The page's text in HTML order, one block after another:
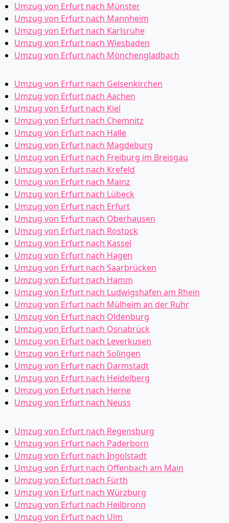
Umzug von Erfurt nach Münster
Umzug von Erfurt nach Mannheim
Umzug von Erfurt nach Karlsruhe
Umzug von Erfurt nach Wiesbaden
Umzug von Erfurt nach Mönchen­gladbach
Umzug von Erfurt nach Gelsenkirchen
Umzug von Erfurt nach Aachen
Umzug von Erfurt nach Kiel
Umzug von Erfurt nach Chemnitz
Umzug von Erfurt nach Halle
Umzug von Erfurt nach Magdeburg
Umzug von Erfurt nach Freiburg im Breisgau
Umzug von Erfurt nach Krefeld
Umzug von Erfurt nach Mainz
Umzug von Erfurt nach Lübeck
Umzug von Erfurt nach Erfurt
Umzug von Erfurt nach Oberhausen
Umzug von Erfurt nach Rostock
Umzug von Erfurt nach Kassel
Umzug von Erfurt nach Hagen
Umzug von Erfurt nach Saarbrücken
Umzug von Erfurt nach Hamm
Umzug von Erfurt nach Ludwigshafen am Rhein
Umzug von Erfurt nach Mülheim an der Ruhr
Umzug von Erfurt nach Oldenburg
Umzug von Erfurt nach Osnabrück
Umzug von Erfurt nach Leverkusen
Umzug von Erfurt nach Solingen
Umzug von Erfurt nach Darmstadt
Umzug von Erfurt nach Heidelberg
Umzug von Erfurt nach Herne
Umzug von Erfurt nach Neuss
Umzug von Erfurt nach Regensburg
Umzug von Erfurt nach Paderborn
Umzug von Erfurt nach Ingolstadt
Umzug von Erfurt nach Offenbach am Main
Umzug von Erfurt nach Fürth
Umzug von Erfurt nach Würzburg
Umzug von Erfurt nach Heilbronn
Umzug von Erfurt nach Ulm